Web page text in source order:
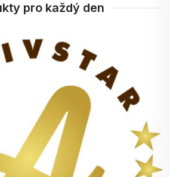
Dásně se krásně stáhly,
přestalo. Doufám, že to
Pokud máte stejný problém,
pro každý den
+